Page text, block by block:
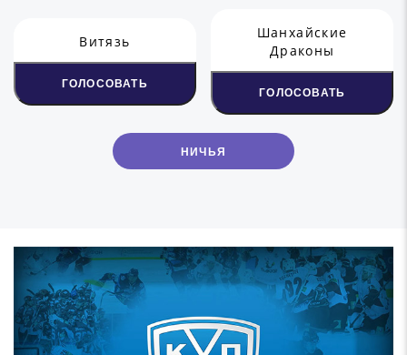
Витязь
ГОЛОСОВАТЬ
НИЧЬЯ
Шанхайские
Драконы
ГОЛОСОВАТЬ